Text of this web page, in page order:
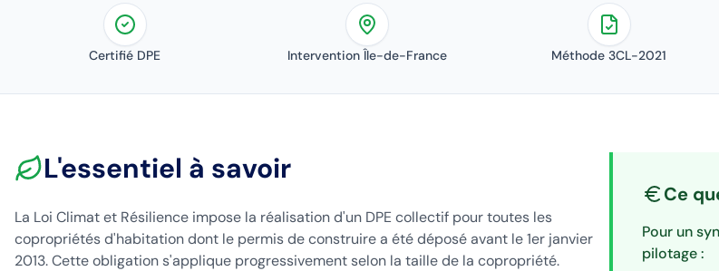
Certifié DPE Intervention Île-de-France Méthode 3CL-2021
L'essentiel à savoir
La Loi Climat et Résilience impose la réalisation d'un DPE collectif pour toutes les
copropriétés d'habitation dont le permis de construire a été déposé avant le 1er janvier
2013. Cette obligation s'applique progressivement selon la taille de la copropriété.
Ce
Pour un
pilotage :